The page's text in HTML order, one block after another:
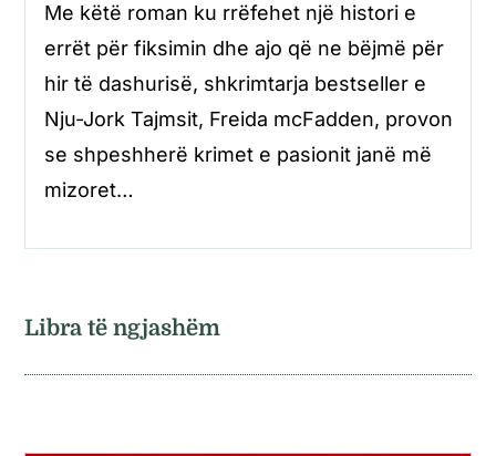
Me këtë roman ku rrëfehet një histori e
errët për fiksimin dhe ajo që ne bëjmë për
hir të dashurisë, shkrimtarja bestseller e
Nju-Jork Tajmsit, Freida mcFadden, provon
se shpeshherë krimet e pasionit janë më
mizoret…
Libra të ngjashëm